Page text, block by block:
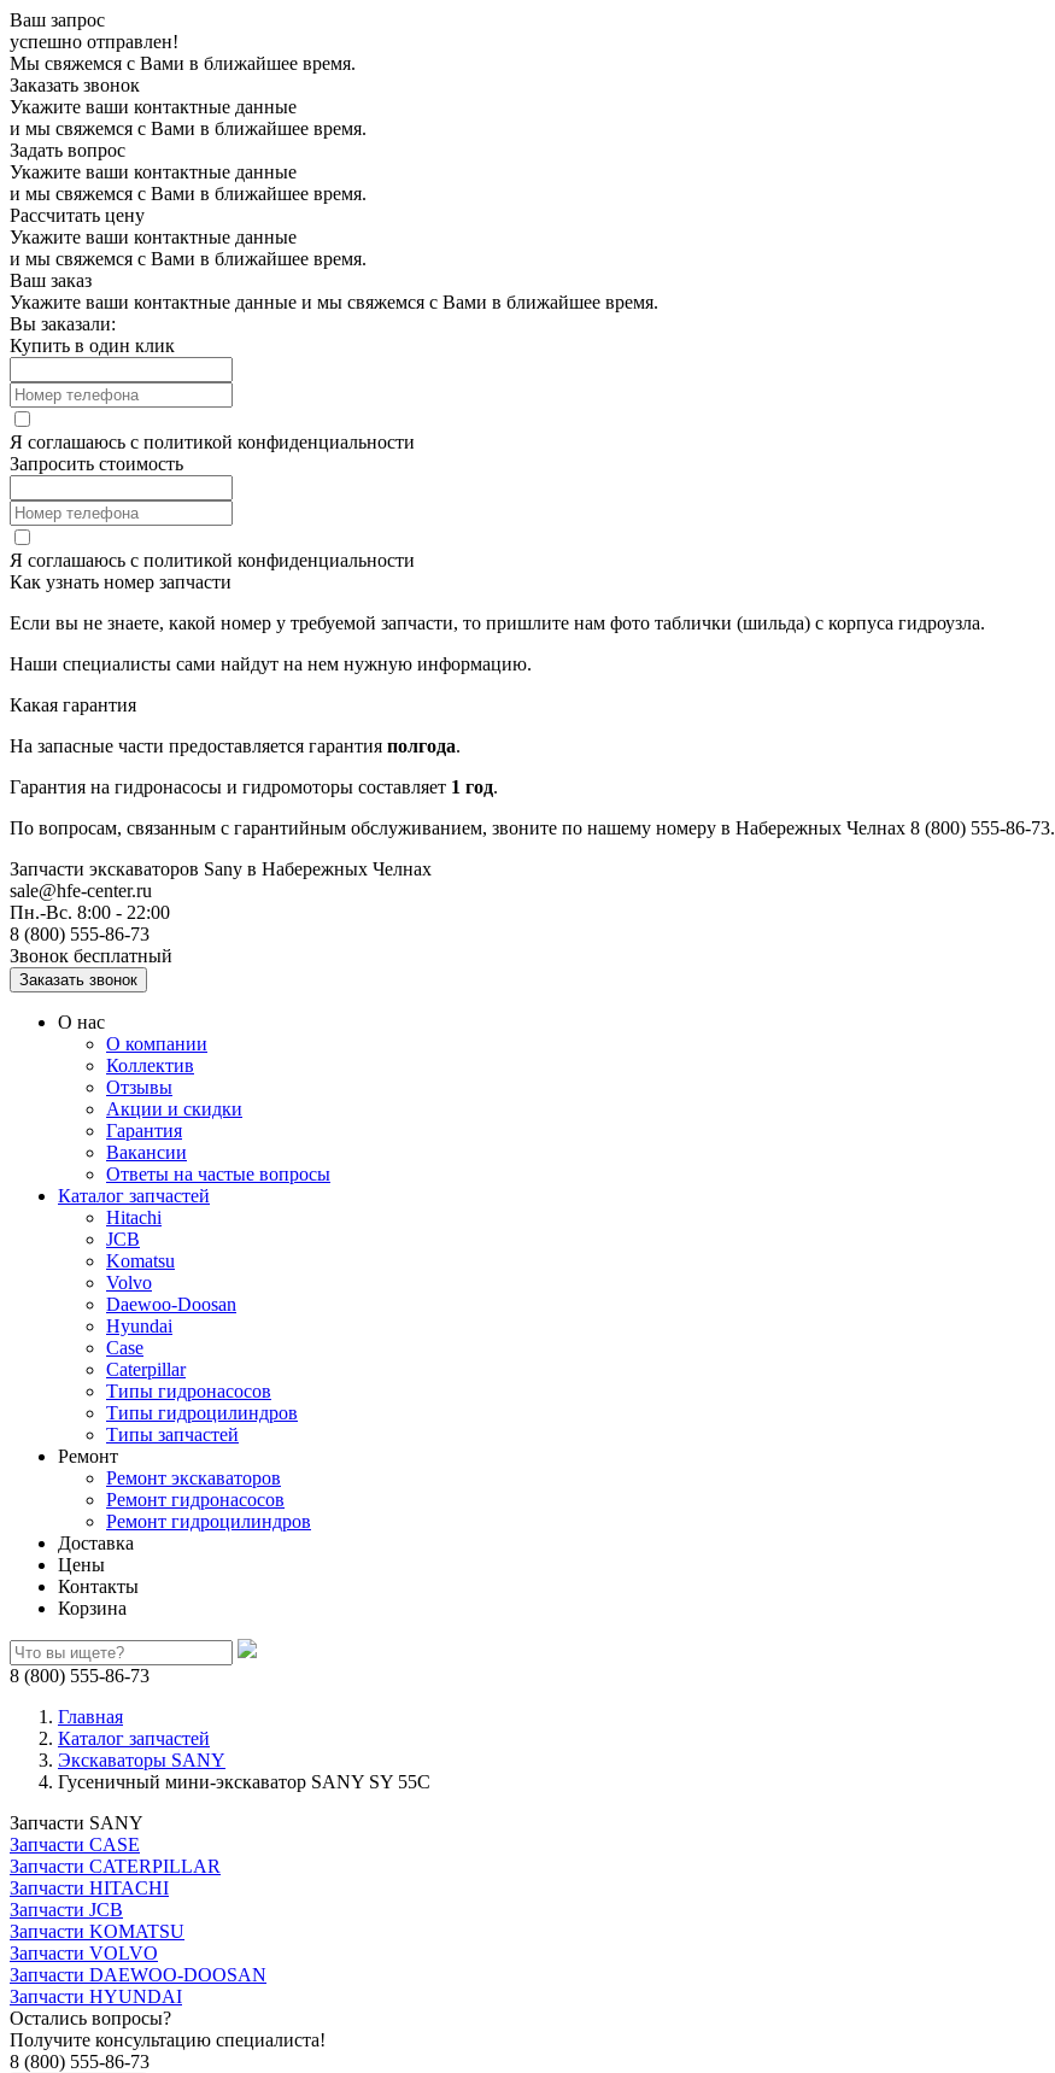
Ваш запрос
успешно отправлен!
Мы свяжемся с Вами в ближайшее время.
Заказать звонок
Укажите ваши контактные данные
и мы свяжемся с Вами в ближайшее время.
Задать вопрос
Укажите ваши контактные данные
и мы свяжемся с Вами в ближайшее время.
Рассчитать цену
Укажите ваши контактные данные
и мы свяжемся с Вами в ближайшее время.
Ваш заказ
Укажите ваши контактные данные и мы свяжемся с Вами в ближайшее время.
Вы заказали:
Купить в один клик
Я соглашаюсь с политикой конфиденциальности
Запросить стоимость
Я соглашаюсь с политикой конфиденциальности
Как узнать номер запчасти
Если вы не знаете, какой номер у требуемой запчасти, то пришлите нам фото таблички (шильда) с корпуса гидроузла.
Наши специалисты сами найдут на нем нужную информацию.
Какая гарантия
На запасные части предоставляется гарантия полгода.
Гарантия на гидронасосы и гидромоторы составляет 1 год.
По вопросам, связанным с гарантийным обслуживанием, звоните по нашему номеру в Набережных Челнах 8 (800) 555-86-73.
Запчасти экскаваторов Sany в Набережных Челнах
sale@hfe-center.ru
Пн.-Вс. 8:00 - 22:00
8 (800) 555-86-73
Звонок бесплатный
О нас
О компании
Коллектив
Отзывы
Акции и скидки
Гарантия
Вакансии
Ответы на частые вопросы
Каталог запчастей
Hitachi
JCB
Komatsu
Volvo
Daewoo-Doosan
Hyundai
Case
Caterpillar
Типы гидронасосов
Типы гидроцилиндров
Типы запчастей
Ремонт
Ремонт экскаваторов
Ремонт гидронасосов
Ремонт гидроцилиндров
Доставка
Цены
Контакты
Корзина
8 (800) 555-86-73
Главная
Каталог запчастей
Экскаваторы SANY
Гусеничный мини-экскаватор SANY SY 55C
Запчасти SANY
Запчасти CASE
Запчасти CATERPILLAR
Запчасти HITACHI
Запчасти JCB
Запчасти KOMATSU
Запчасти VOLVO
Запчасти DAEWOO-DOOSAN
Запчасти HYUNDAI
Остались вопросы?
Получите консультацию специалиста!
8 (800) 555-86-73